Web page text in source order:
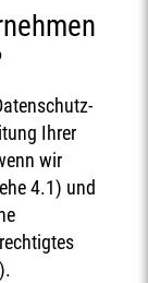
Ihrer
wir
4.1) und